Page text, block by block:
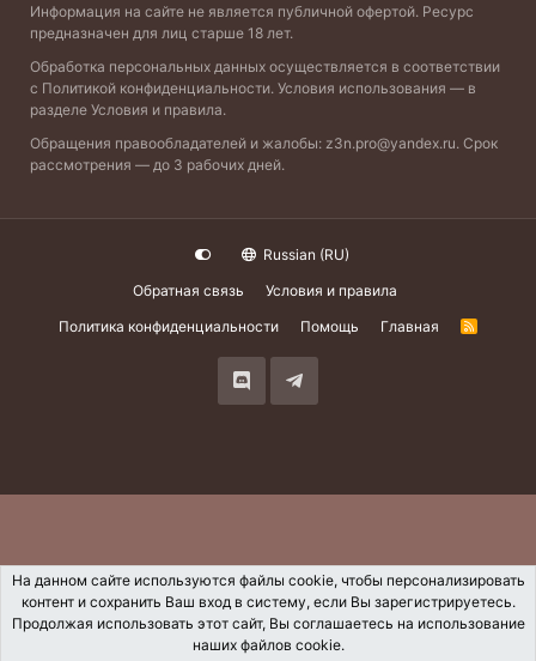
Информация на сайте не является публичной офертой. Ресурс
предназначен для лиц старше 18 лет.
Обработка персональных данных осуществляется в соответствии
с Политикой конфиденциальности. Условия использования — в
разделе Условия и правила.
Обращения правообладателей и жалобы: z3n.pro@yandex.ru. Срок
рассмотрения — до 3 рабочих дней.
Russian (RU)
Обратная связь
Условия и правила
Политика конфиденциальности
Помощь Главная
R
На данном сайте используются файлы cookie, чтобы персонализировать
контент и сохранить Ваш вход в систему, если Вы зарегистрируетесь.
Продолжая использовать этот сайт, Вы соглашаетесь на использование
наших файлов cookie.